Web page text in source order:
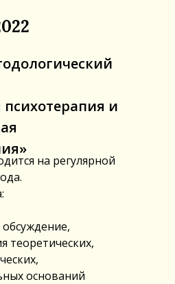
на регулярной
теоретических,
оснований
психотерапия и